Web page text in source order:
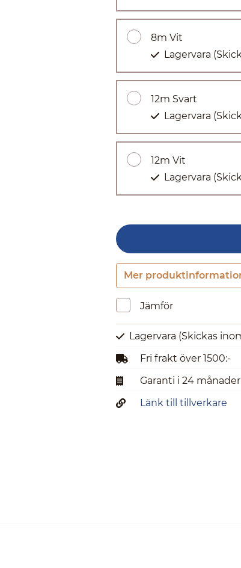
8m Vit
Lagervara
12m Svart
Lagervara
12m Vit
Lagervara
Mer
Jämför
Lagervara (Skickas
Fri frakt över 1500:-
Garanti i 24 månader
Länk till tillverkare